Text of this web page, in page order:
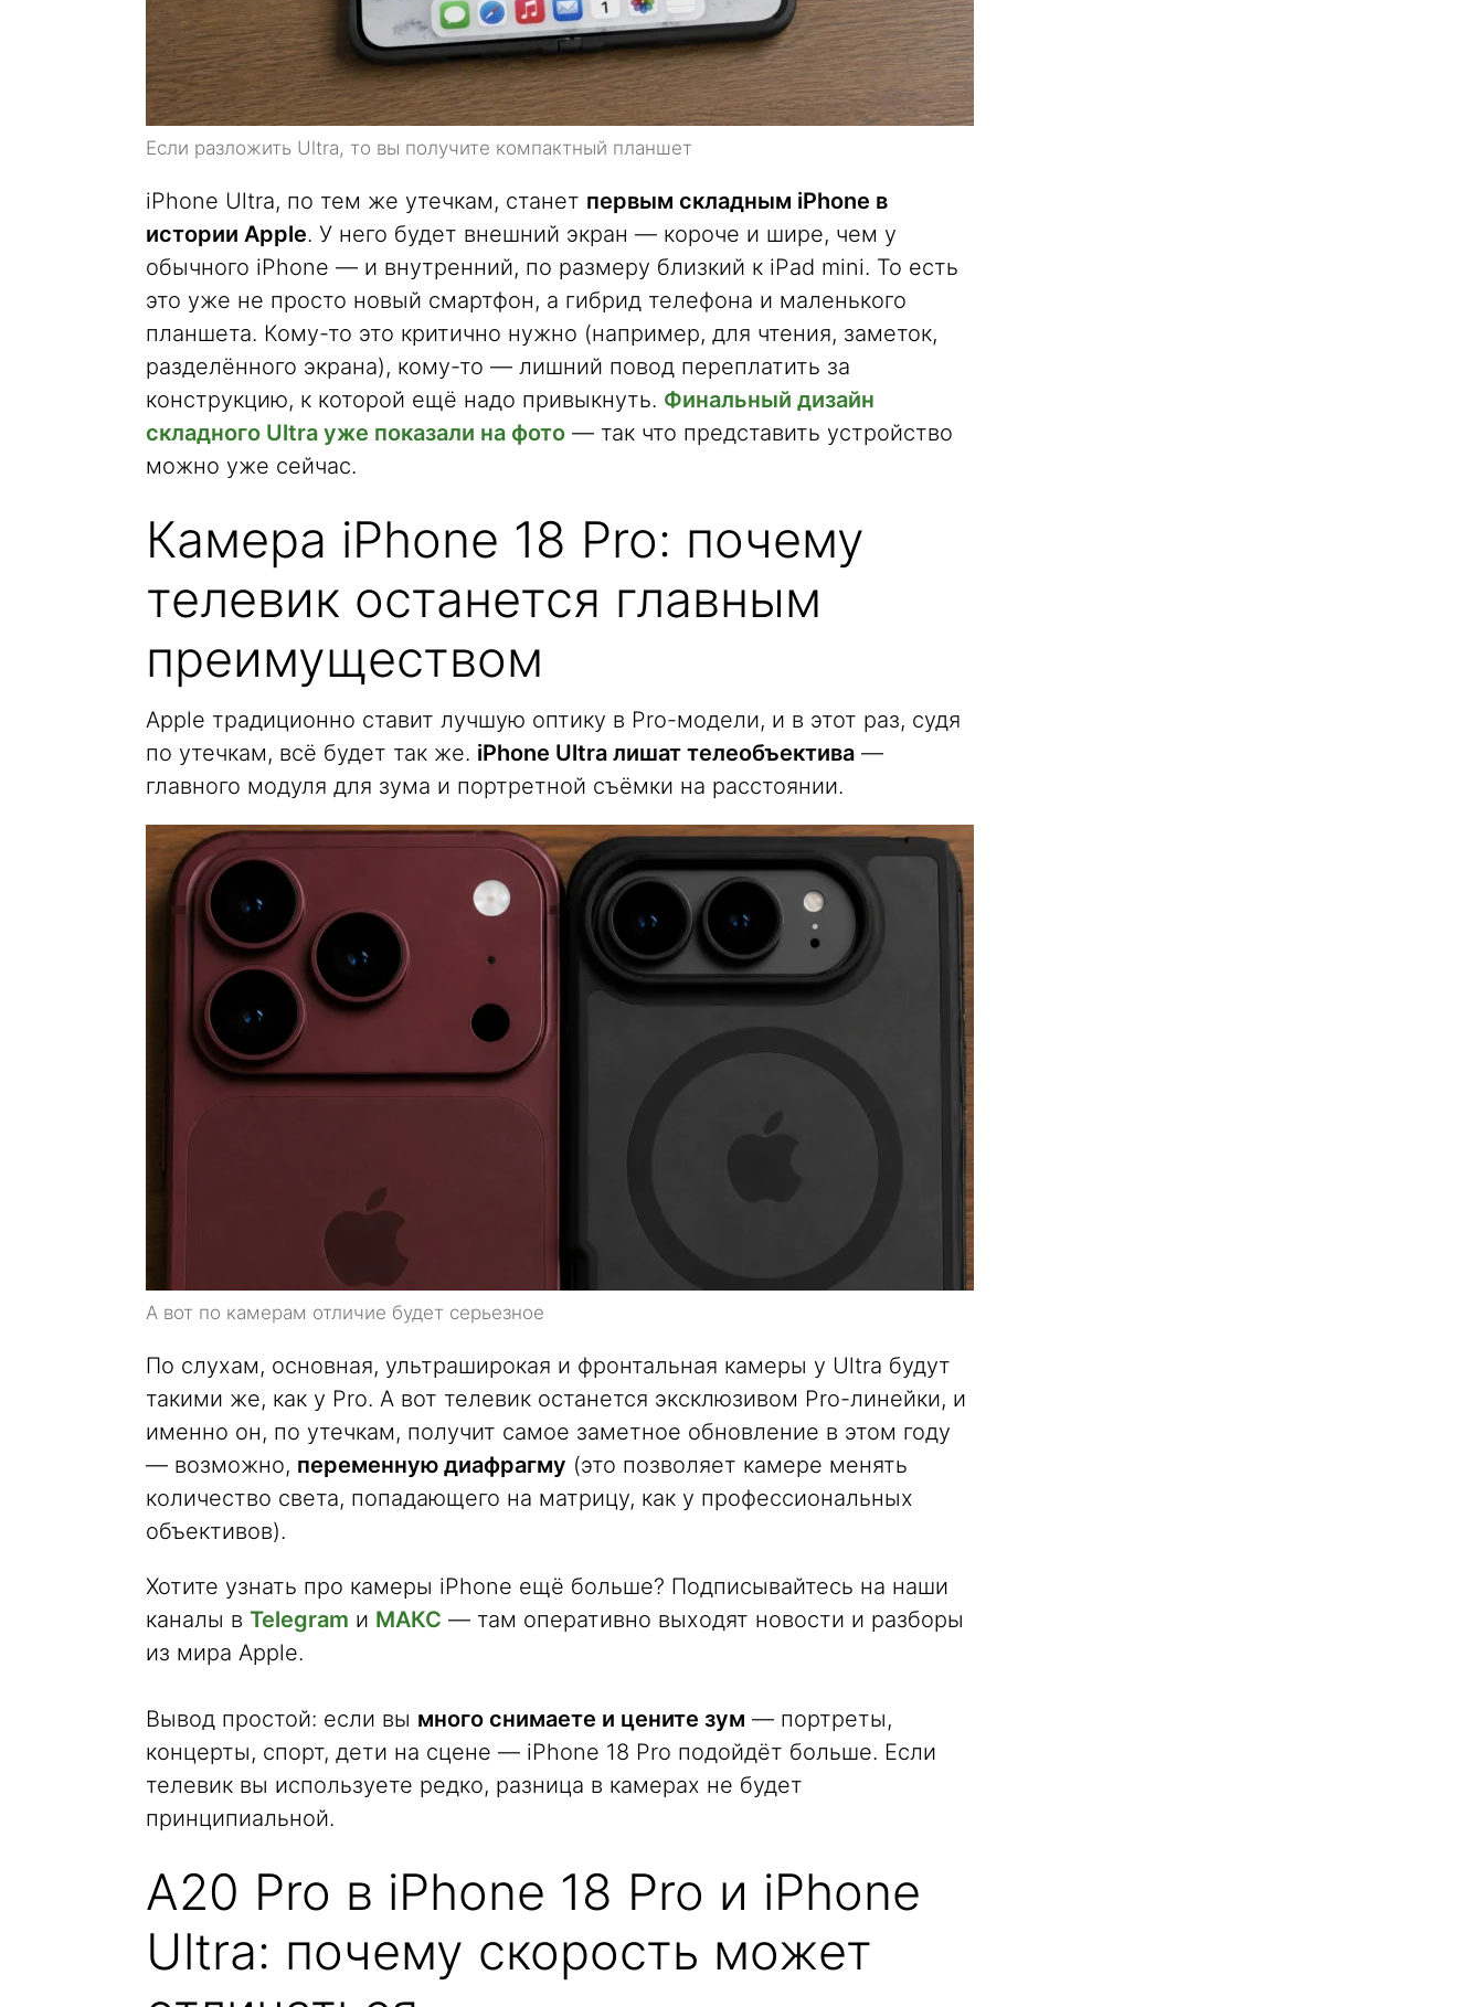
Если разложить Ultra, то вы получите компактный планшет
iPhone Ultra, по тем же утечкам, станет первым складным iPhone в
истории Apple. У него будет внешний экран — короче и шире, чем у
обычного iPhone — и внутренний, по размеру близкий к iPad mini. То есть
это уже не просто новый смартфон, а гибрид телефона и маленького
планшета. Кому-то это критично нужно (например, для чтения, заметок,
разделённого экрана), кому-то — лишний повод переплатить за
конструкцию, к которой ещё надо привыкнуть. Финальный дизайн
складного Ultra уже показали на фото — так что представить устройство
можно уже сейчас.
Камера iPhone 18 Pro: почему
телевик останется главным
преимуществом
Apple традиционно ставит лучшую оптику в Pro-модели, и в этот раз, судя
по утечкам, всё будет так же. iPhone Ultra лишат телеобъектива —
главного модуля для зума и портретной съёмки на расстоянии.
А вот по камерам отличие будет серьезное
По слухам, основная, ультраширокая и фронтальная камеры у Ultra будут
такими же, как у Pro. А вот телевик останется эксклюзивом Pro-линейки, и
именно он, по утечкам, получит самое заметное обновление в этом году
— возможно, переменную диафрагму (это позволяет камере менять
количество света, попадающего на матрицу, как у профессиональных
объективов).
Хотите узнать про камеры iPhone ещё больше? Подписывайтесь на наши
каналы в Telegram и МАКС — там оперативно выходят новости и разборы
из мира Apple.
Вывод простой: если вы много снимаете и цените зум — портреты,
концерты, спорт, дети на сцене — iPhone 18 Pro подойдёт больше. Если
телевик вы используете редко, разница в камерах не будет
принципиальной.
A20 Pro в iPhone 18 Pro и iPhone
Ultra: почему скорость может